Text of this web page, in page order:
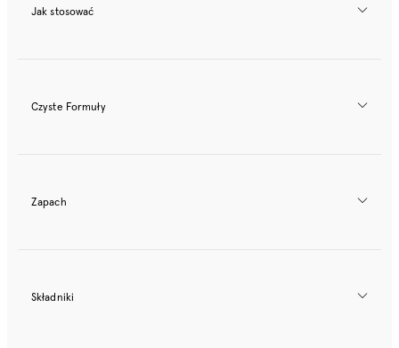
Jak stosować
Czyste Formuły
Zapach
Składniki